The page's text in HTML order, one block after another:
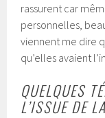
rassurent car
personnelles,
viennent me dire
qu’elles avaient
QUELQUES
L’ISSUE DE